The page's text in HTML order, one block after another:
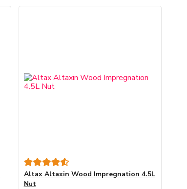
Altax Altaxin Wood Impregnation 4.5L
Nut